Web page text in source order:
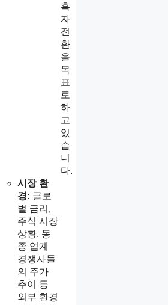
흑
자
전
환
을
목
표
로
하
고
있
습
니
다.
시장 환
경: 글로
벌 금리,
주식 시장
상황, 동
종 업계
경쟁사들
의 주가
추이 등
외부 환경